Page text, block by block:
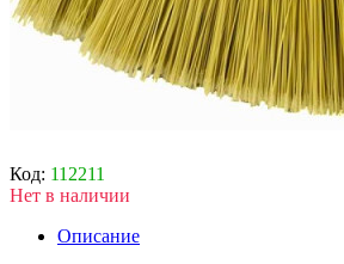
Код: 112211
Нет в наличии
Описание